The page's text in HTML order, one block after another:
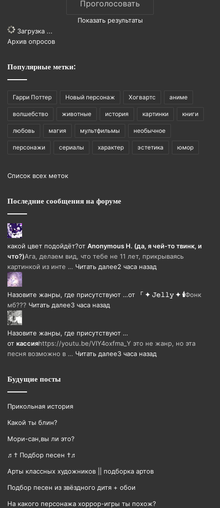
Показать результаты
Загрузка ...
Архив опросов
Популярные метки:
Гарри Поттер Новый персонаж Хогвартс аниме
волшебство животные история картинки книги
любовь магия мультфильмы необычное
персонажи сериалы характер эстетика юмор
Список всех меток
Последние сообщения на форуме
какой цвет подойдёт?от Anonymous H. (да, я чей-то твинк, и
что?)Ага, делаем вид, что тебе не 11 лет, прикрываясь
картинкой из инте … Читать далее2 часа назад
Назовите жанры, где присутствуют …от 「 ✦ 𝙹𝚎𝚕𝚕𝚢 ✦ 🕯️Фонк
мб??? Читать далее3 часа назад
Назовите жанры, где присутствуют …
от кассияhttps://youtu.be/VlY4oxfma_Y это не жанр, но эта
песня возможно в … Читать далее3 часа назад
Будущие посты
Прикольная история
Какой ты блин?
Мори-сан,вы ли это?
♬† Подбор песен †♬
Арты классных художников || подборка артов
Подбор песен из звёздного дитя + обои
На какого персонажа хоррор-игры ты похож?